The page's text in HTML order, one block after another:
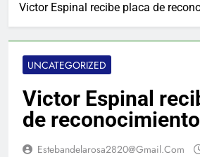
Victor Espinal recibe placa de
UNCATEGORIZED
Victor Espinal
de reconocimiento
Estebandelarosa2820@gmail.com